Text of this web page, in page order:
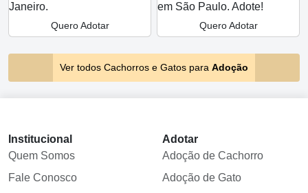
Janeiro.
Quero Adotar
em São Paulo. Adote!
Quero Adotar
Ver todos Cachorros e Gatos para Adoção
Institucional
Quem Somos
Fale Conosco
Adotar
Adoção de Cachorro
Adoção de Gato